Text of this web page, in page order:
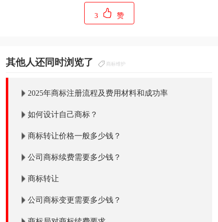
3 赞
其他人还同时浏览了 商标维护
2025年商标注册流程及费用材料和成功率
如何设计自己商标？
商标转让价格一般多少钱？
公司商标续费需要多少钱？
商标转让
公司商标变更需要多少钱？